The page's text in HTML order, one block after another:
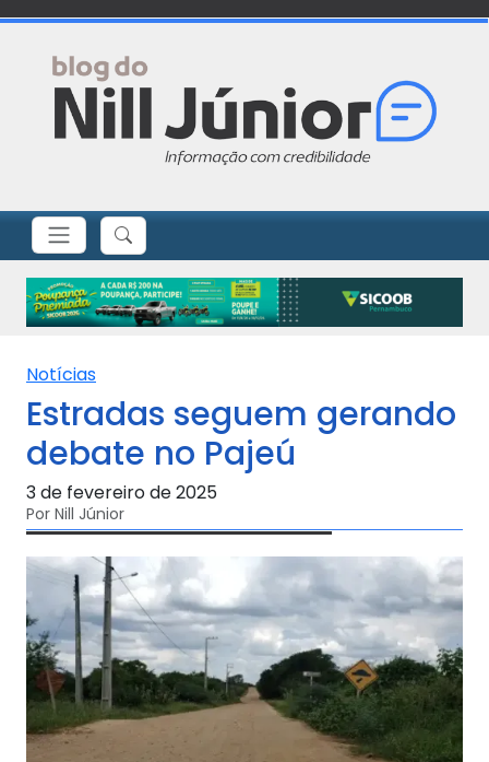
Notícias
Estradas seguem gerando
debate no Pajeú
3 de fevereiro de 2025
Por Nill Júnior